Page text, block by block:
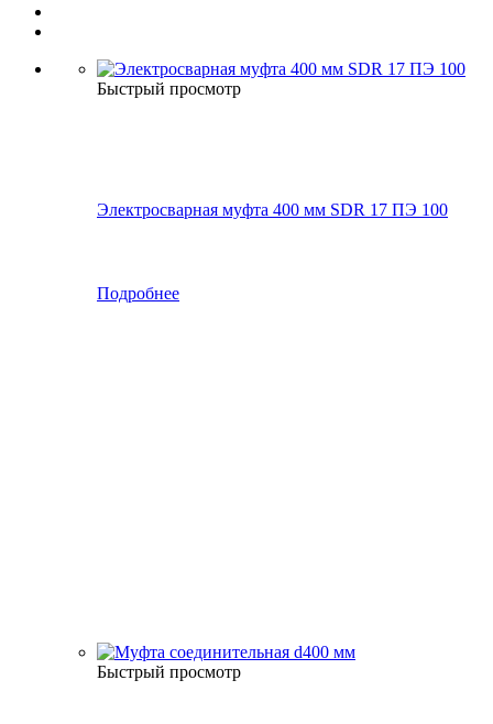
Быстрый просмотр
Электросварная муфта 400 мм SDR 17 ПЭ 100
Подробнее
Быстрый просмотр